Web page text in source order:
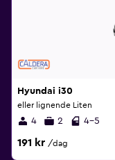
Hyundai i30
eller lignende Liten
4 2 4-5
191 kr /dag